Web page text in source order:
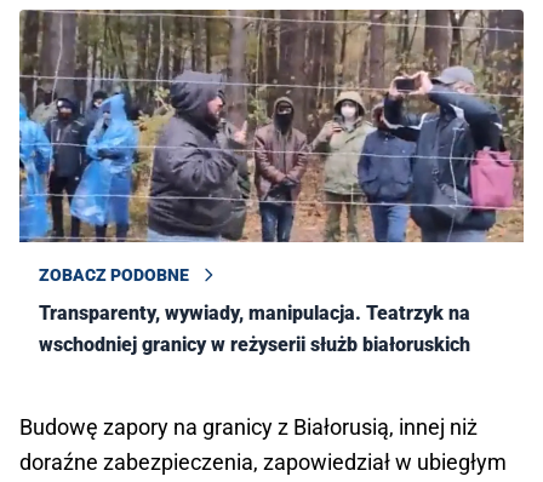
ZOBACZ PODOBNE
Transparenty, wywiady, manipulacja. Teatrzyk na
wschodniej granicy w reżyserii służb białoruskich
Budowę zapory na granicy z Białorusią, innej niż
doraźne zabezpieczenia, zapowiedział w ubiegłym